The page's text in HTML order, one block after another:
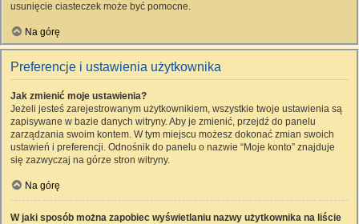
usunięcie ciasteczek może być pomocne.
Na górę
Preferencje i ustawienia użytkownika
Jak zmienić moje ustawienia?
Jeżeli jesteś zarejestrowanym użytkownikiem, wszystkie twoje ustawienia są
zapisywane w bazie danych witryny. Aby je zmienić, przejdź do panelu
zarządzania swoim kontem. W tym miejscu możesz dokonać zmian swoich
ustawień i preferencji. Odnośnik do panelu o nazwie “Moje konto” znajduje
się zazwyczaj na górze stron witryny.
Na górę
W jaki sposób można zapobiec wyświetlaniu nazwy użytkownika na liście